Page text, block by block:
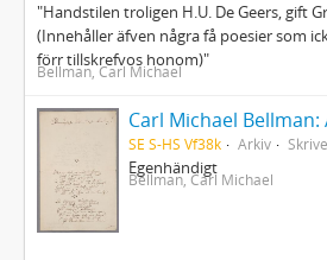
"Handstilen troligen H.U. De Geers, gift
(Innehåller äfven några få poesier som
förr tillskrefvos honom)"
Bellman, Carl Michael
SE S-HS Vf38k Arkiv
Egenhändigt
Bellman, Carl Michael